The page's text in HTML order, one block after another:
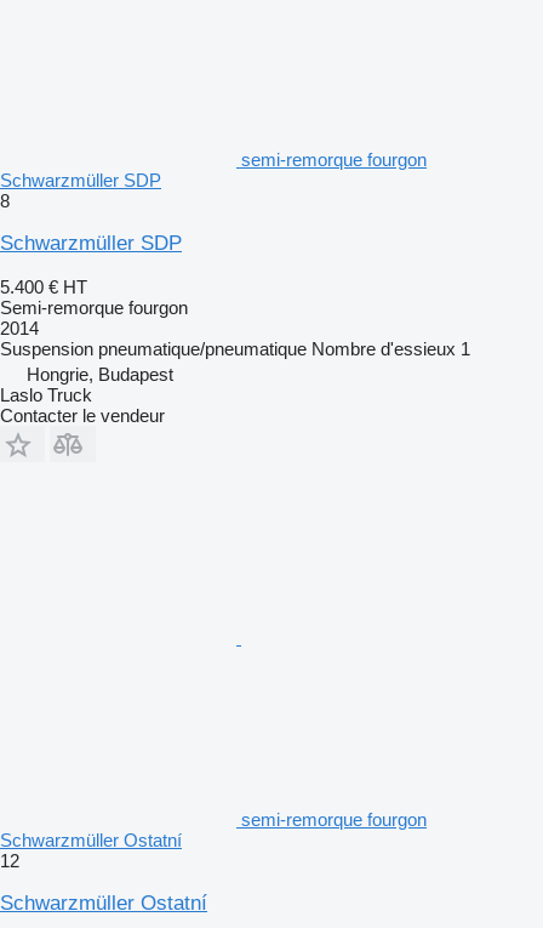
semi-remorque fourgon
Schwarzmüller SDP
8
Schwarzmüller SDP
5.400 € HT
Semi-remorque fourgon
2014
Suspension pneumatique/pneumatique Nombre d'essieux 1
Hongrie, Budapest
Laslo Truck
Contacter le vendeur
semi-remorque fourgon
Schwarzmüller Ostatní
12
Schwarzmüller Ostatní